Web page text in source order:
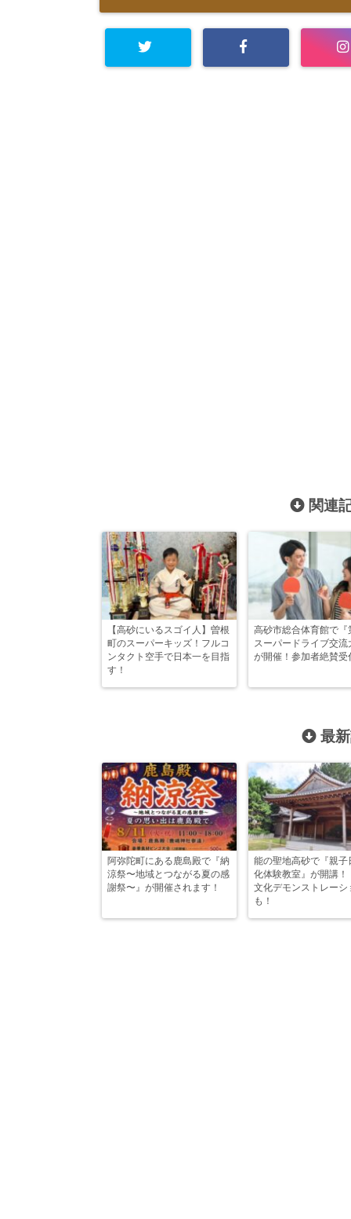
関連
【高砂にいるスゴイ人】曽根
町のスーパーキッズ！フルコ
ンタクト空手で日本一を目指
す！
高砂市総合体育館で『
スーパードライブ交流
が開催！参加者絶賛受
最
阿弥陀町にある鹿島殿で『納
涼祭〜地域とつながる夏の感
謝祭〜』が開催されます！
能の聖地高砂で『親子
化体験教室』が開講！
文化デモンストレーシ
も！